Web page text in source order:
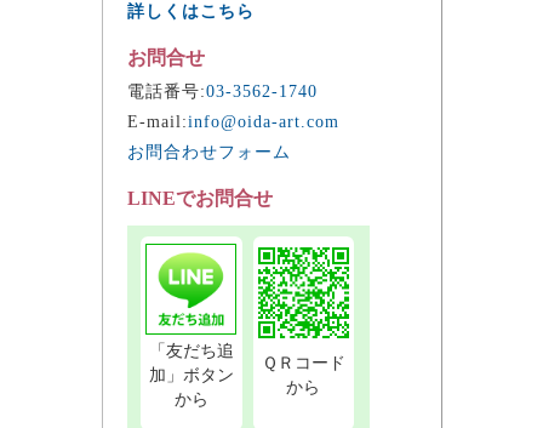
詳しくはこちら
お問合せ
電話番号:03-3562-1740
E-mail:info@oida-art.com
お問合わせフォーム
LINEでお問合せ
「友だち追
加」ボタン
から
ＱＲコード
から